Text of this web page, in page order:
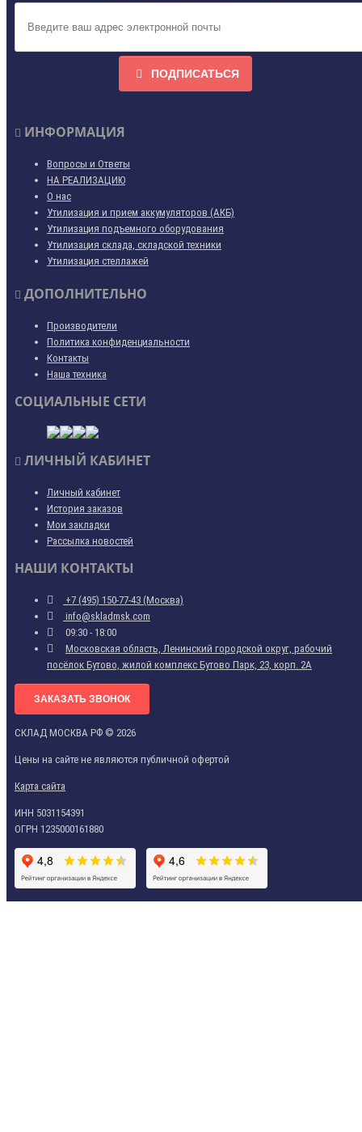
ПОДПИСАТЬСЯ
ИНФОРМАЦИЯ
Вопросы и Ответы
НА РЕАЛИЗАЦИЮ
О нас
Утилизация и прием аккумуляторов (АКБ)
Утилизация подъемного оборудования
Утилизация склада, складской техники
Утилизация стеллажей
ДОПОЛНИТЕЛЬНО
Производители
Политика конфиденциальности
Контакты
Наша техника
СОЦИАЛЬНЫЕ СЕТИ
ЛИЧНЫЙ КАБИНЕТ
Личный кабинет
История заказов
Мои закладки
Рассылка новостей
НАШИ КОНТАКТЫ
+7 (495) 150-77-43 (Москва)
info@skladmsk.com
09:30 - 18:00
Московская область, Ленинский городской округ, рабочий
посёлок Бутово, жилой комплекс Бутово Парк, 23, корп. 2А
ЗАКАЗАТЬ ЗВОНОК
СКЛАД МОСКВА РФ © 2026
Цены на сайте не являются публичной офертой
Карта сайта
ИНН 5031154391
ОГРН 1235000161880